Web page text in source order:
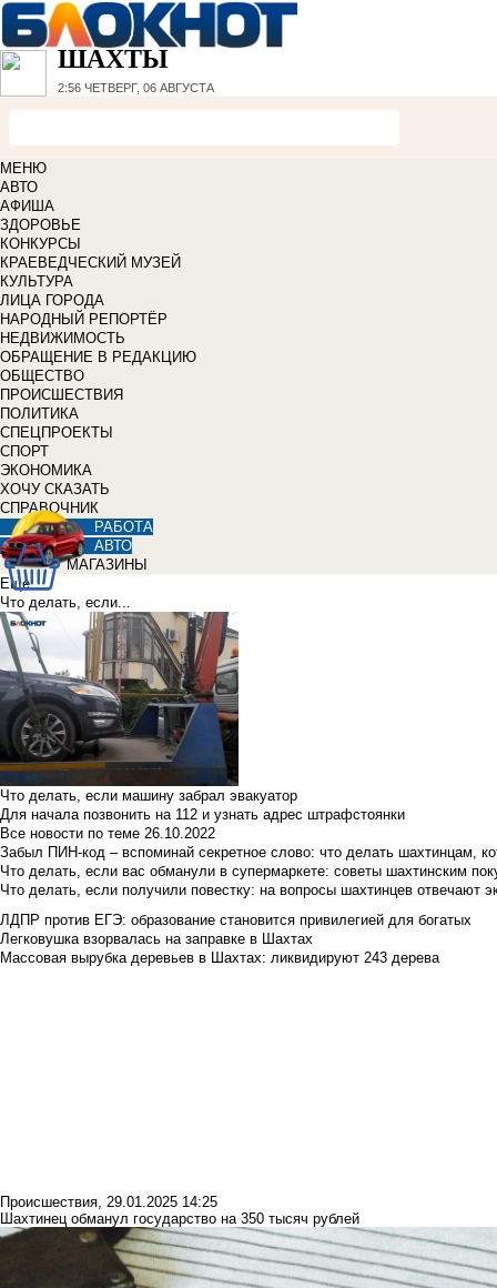
ШАХТЫ
2:56 ЧЕТВЕРГ, 06 АВГУСТА
МЕНЮ
АВТО
АФИША
ЗДОРОВЬЕ
КОНКУРСЫ
КРАЕВЕДЧЕСКИЙ МУЗЕЙ
КУЛЬТУРА
ЛИЦА ГОРОДА
НАРОДНЫЙ РЕПОРТЁР
НЕДВИЖИМОСТЬ
ОБРАЩЕНИЕ В РЕДАКЦИЮ
ОБЩЕСТВО
ПРОИСШЕСТВИЯ
ПОЛИТИКА
СПЕЦПРОЕКТЫ
СПОРТ
ЭКОНОМИКА
ХОЧУ СКАЗАТЬ
СПРАВОЧНИК
РАБОТА
АВТО
МАГАЗИНЫ
Еще
Что делать, если...
Что делать, если машину забрал эвакуатор
Для начала позвонить на 112 и узнать адрес штрафстоянки
Все новости по теме 26.10.2022
Забыл ПИН-код – вспоминай секретное слово: что делать шахтинцам,
Что делать, если вас обманули в супермаркете: советы шахтинским
Что делать, если получили повестку: на вопросы шахтинцев отвечают
ЛДПР против ЕГЭ: образование становится привилегией для богатых
Легковушка взорвалась на заправке в Шахтах
Массовая вырубка деревьев в Шахтах: ликвидируют 243 дерева
Происшествия, 29.01.2025 14:25
Шахтинец обманул государство на 350 тысяч рублей